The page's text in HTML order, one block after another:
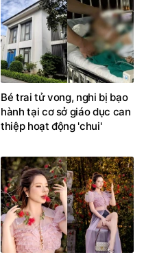
Bé trai tử vong, nghi bị bạo
hành tại cơ sở giáo dục can
thiệp hoạt động 'chui'